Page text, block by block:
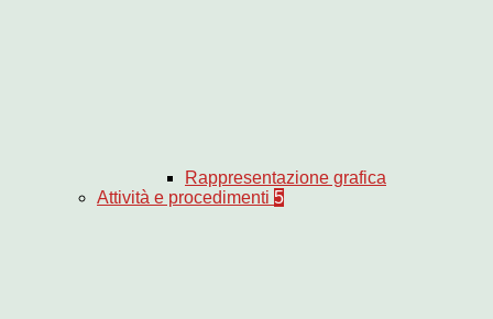
Rappresentazione grafica
Attività e procedimenti 5